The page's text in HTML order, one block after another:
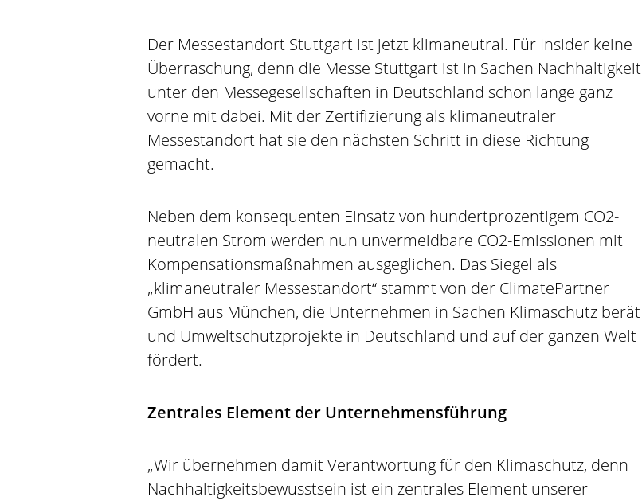
Der Messestandort Stuttgart ist jetzt klimaneutral. Für Insider keine
Überraschung, denn die Messe Stuttgart ist in Sachen Nachhaltigkeit
unter den Messegesellschaften in Deutschland schon lange ganz
vorne mit dabei. Mit der Zertifizierung als klimaneutraler
Messestandort hat sie den nächsten Schritt in diese Richtung
gemacht.
Neben dem konsequenten Einsatz von hundertprozentigem CO2-
neutralen Strom werden nun unvermeidbare CO2-Emissionen mit
Kompensationsmaßnahmen ausgeglichen. Das Siegel als
„klimaneutraler Messestandort“ stammt von der ClimatePartner
GmbH aus München, die Unternehmen in Sachen Klimaschutz berät
und Umweltschutzprojekte in Deutschland und auf der ganzen Welt
fördert.
Zentrales Element der Unternehmensführung
„Wir übernehmen damit Verantwortung für den Klimaschutz, denn
Nachhaltigkeitsbewusstsein ist ein zentrales Element unserer